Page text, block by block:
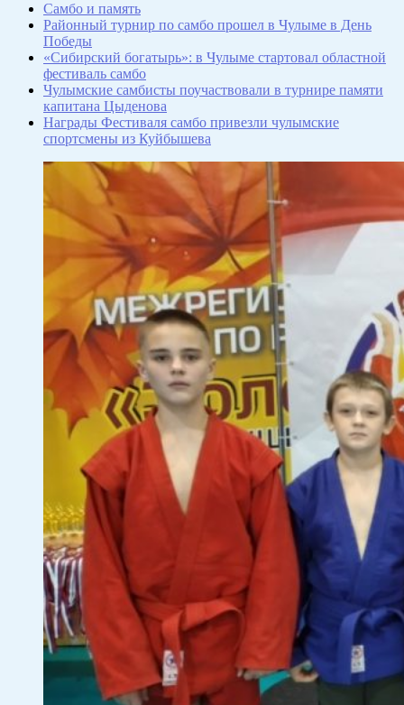
Самбо и память
Районный турнир по самбо прошел в Чулыме в День
Победы
«Сибирский богатырь»: в Чулыме стартовал областной
фестиваль самбо
Чулымские самбисты поучаствовали в турнире памяти
капитана Цыденова
Награды Фестиваля самбо привезли чулымские
спортсмены из Куйбышева